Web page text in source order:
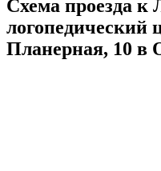
Схема проезда к
логопедический
Планерная, 10 в